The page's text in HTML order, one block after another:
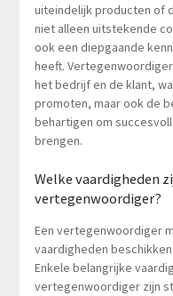
uiteindelijk producten of
niet alleen uitstekende
ook een diepgaande
heeft.
het bedrijf en de klant,
promoten, maar ook de
behartigen om
brengen.
Welke vaardigheden
vertegenwoordiger?
Een vertegenwoordiger
vaardigheden
Enkele belangrijke
vertegenwoordiger zijn